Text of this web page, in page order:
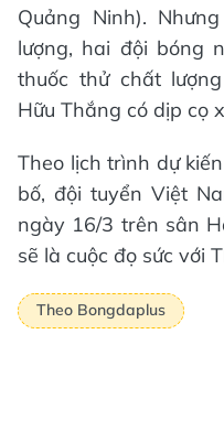
Quảng Ninh).
lượng, hai đội bóng
thuốc thử chất
Hữu Thắng có dịp cọ
Theo lịch trình dự
bố, đội tuyển Việt
ngày 16/3 trên sân
sẽ là cuộc đọ sức với
Theo Bongdaplus